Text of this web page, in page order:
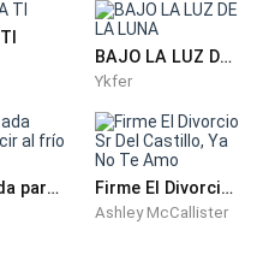
a Samantha con
—la insultó—. Si
Hace unos días
invitados para nuestra
BAJO LA LUZ DE LA LUNA
Ykfer
Contratada para seducir al frío CEO Firme El Divorcio Sr Del Castillo, Ya No Te Amo
Ashley McCallister